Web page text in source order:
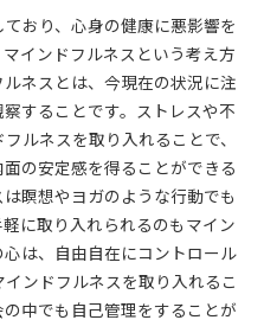
おり、心身の健康に悪影響を
インドフルネスという考え方
ネスとは、今現在の状況に注
することです。ストレスや不
ルネスを取り入れることで、
の安定感を得ることができる
瞑想やヨガのような行動でも
に取り入れられるのもマイン
は、自由自在にコントロール
ンドフルネスを取り入れるこ
中でも自己管理をすることが